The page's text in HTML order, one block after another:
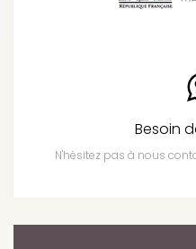
Besoin
N'hésitez pas à nous